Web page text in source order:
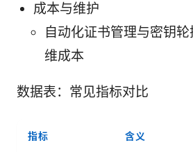
成本与维护
自动化证书管理与密钥
维成本
数据表：常见指标对比
指标 含义